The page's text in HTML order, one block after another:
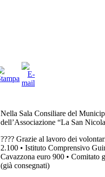
Nella Sala Consiliare del
dell’Associazione “La San
???? Grazie al lavoro dei
2.100 • Istituto Comprensivo
Cavazzona euro 900 •
(già consegnati)